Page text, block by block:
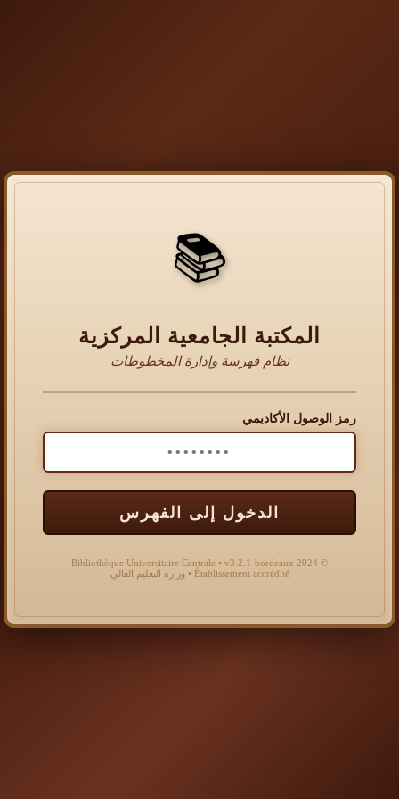
📚
المكتبة الجامعية المركزية
نظام فهرسة وإدارة المخطوطات
رمز الوصول الأكاديمي
الدخول إلى الفهرس
© 2024 Bibliothèque Universitaire Centrale • v3.2.1-bordeaux
Établissement accrédité • وزارة التعليم العالي